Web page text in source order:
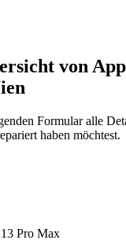
von
Formular alle
haben möchtest.